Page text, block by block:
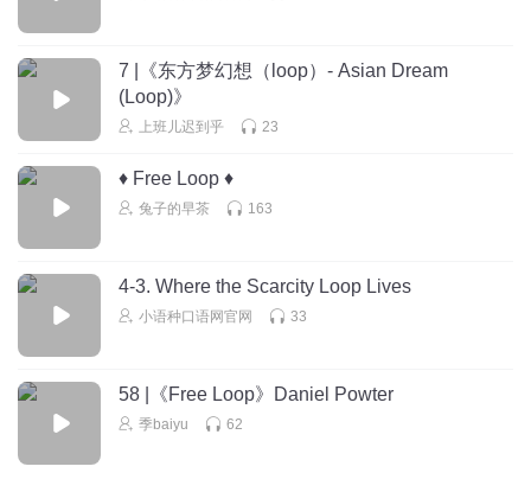
全栈紫升
async /əˈsɪŋk/ or /eɪ'sɪŋk/：abbr.异步
2025-03-18
7 |《东方梦幻想（loop）- Asian Dream
(Loop)》
上班儿迟到乎 23
♦️ Free Loop ♦️
兔子的早茶 163
4-3. Where the Scarcity Loop Lives
小语种口语网官网 33
58 |《Free Loop》Daniel Powter
季baiyu 62